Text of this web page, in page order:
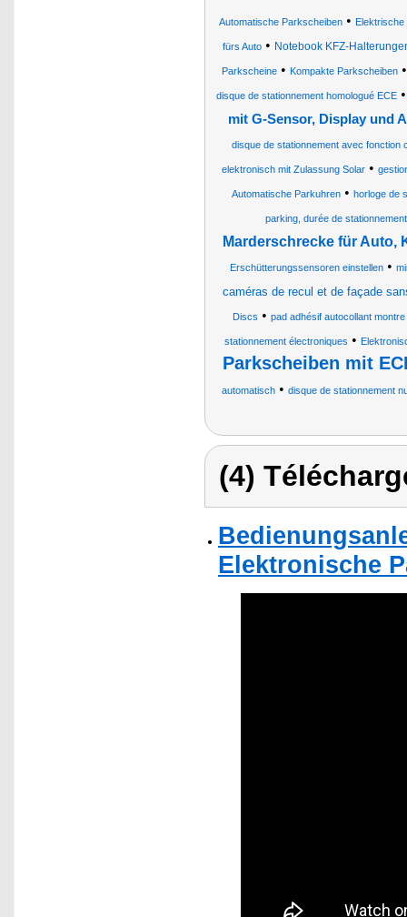
Automatische Parkscheiben • Elektrische
fürs Auto • Notebook KFZ-
Parkscheine • Kompakte Parkscheiben
disque de stationnement homologué ECE
mit G-Sensor, Display und
disque de stationnement avec fonction
elektronisch mit Zulassung Solar •
Automatische Parkuhren • horloge de
parking, durée de stationnement
Marderschrecke für Auto,
Erschütterungssensoren einstellen •
caméras de recul et de façade
Discs • pad adhésif autocollant
stationnement électroniques •
Parkscheiben mit
automatisch• disque de stationnement
(4)
Elektronische